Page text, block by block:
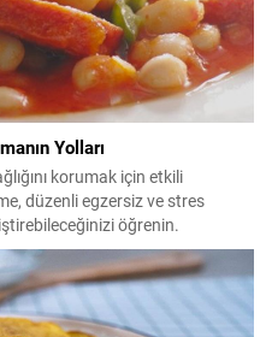
Yolları
korumak için etkili
düzenli egzersiz ve stres
öğrenin.